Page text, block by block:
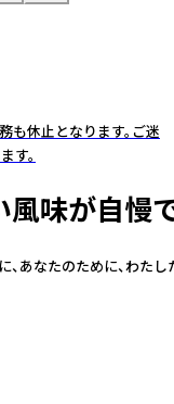
休止となります。ご迷
す。
味が自慢
たのために、